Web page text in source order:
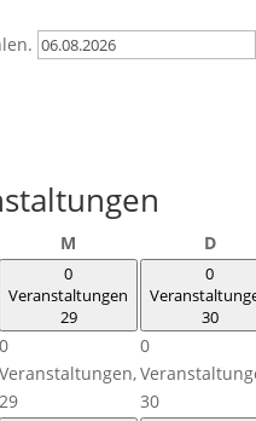
M D
0
Veranstaltungen
29
0
Veranstaltungen,
29
0
30
0
30